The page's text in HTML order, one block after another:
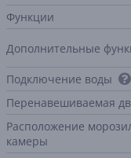
Функции
Дополнительные
Подключение воды
Перенавешиваемая
Расположение
камеры